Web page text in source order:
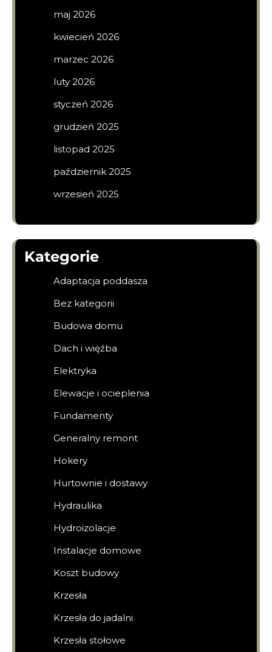
maj 2026
kwiecień 2026
marzec 2026
luty 2026
styczeń 2026
grudzień 2025
listopad 2025
październik 2025
wrzesień 2025
Kategorie
Adaptacja poddasza
Bez kategorii
Budowa domu
Dach i więźba
Elektryka
Elewacje i ocieplenia
Fundamenty
Generalny remont
Hokery
Hurtownie i dostawy
Hydraulika
Hydroizolacje
Instalacje domowe
Koszt budowy
Krzesła
Krzesła do jadalni
Krzesła stołowe